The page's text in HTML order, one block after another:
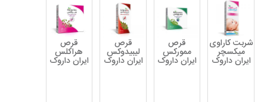
شربت کاراوی
میکسچر
ایران داروک
قرص
ممورکس
ایران داروک
قرص
لیبیدوکس
ایران داروک
قرص
هراکلس
ایران داروک